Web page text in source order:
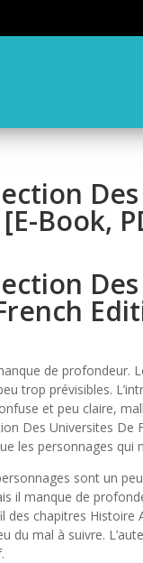
Book,
de profondeur.
trop prévisibles.
et peu claire,
Des Universites De
les personnages qui
sont un
il manque de
chapitres Histoire
du mal à suivre.